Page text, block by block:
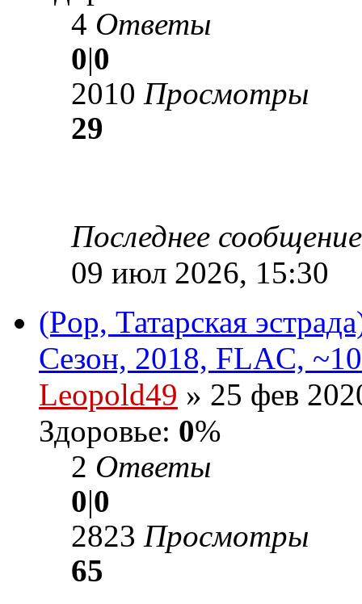
4 Ответы
0|0
2010 Просмотры
29
Последнее
09 июл 2026, 15:30
(Pop, Татарская
Сезон, 2018, FLAC,
Leopold49 » 25 фев
Здоровье: 0%
2 Ответы
0|0
2823 Просмотры
65